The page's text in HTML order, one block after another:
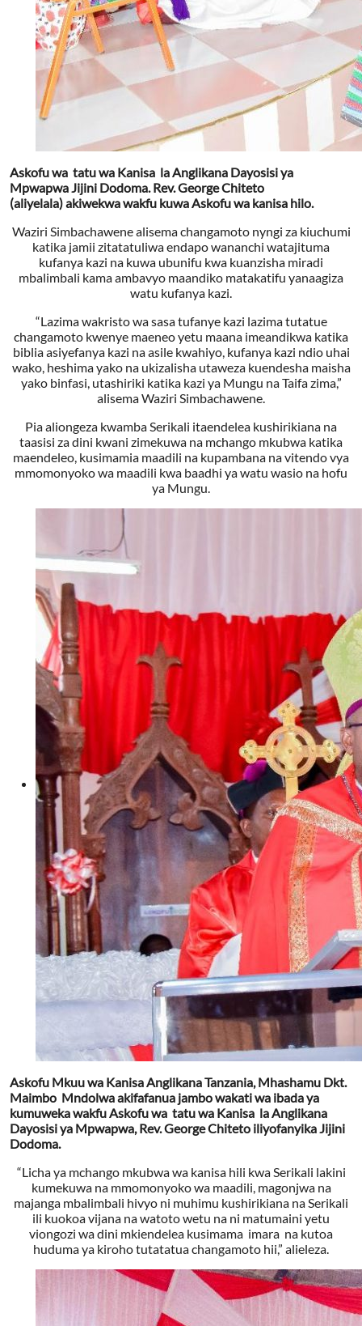
Askofu wa tatu wa Kanisa la Anglikana Dayosisi ya
Mpwapwa Jijini Dodoma. Rev. George Chiteto
(aliyelala) akiwekwa wakfu kuwa Askofu wa kanisa hilo.
Waziri Simbachawene alisema changamoto nyngi za kiuchumi
katika jamii zitatatuliwa endapo wananchi watajituma
kufanya kazi na kuwa ubunifu kwa kuanzisha miradi
mbalimbali kama ambavyo maandiko matakatifu yanaagiza
watu kufanya kazi.
“Lazima wakristo wa sasa tufanye kazi lazima tutatue
changamoto kwenye maeneo yetu maana imeandikwa katika
biblia asiyefanya kazi na asile kwahiyo, kufanya kazi ndio uhai
wako, heshima yako na ukizalisha utaweza kuendesha maisha
yako binfasi, utashiriki katika kazi ya Mungu na Taifa zima,”
alisema Waziri Simbachawene.
Pia aliongeza kwamba Serikali itaendelea kushirikiana na
taasisi za dini kwani zimekuwa na mchango mkubwa katika
maendeleo, kusimamia maadili na kupambana na vitendo vya
mmomonyoko wa maadili kwa baadhi ya watu wasio na hofu
ya Mungu.
Askofu Mkuu wa Kanisa Anglikana Tanzania, Mhashamu Dkt.
Maimbo Mndolwa akifafanua jambo wakati wa ibada ya
kumuweka wakfu Askofu wa tatu wa Kanisa la Anglikana
Dayosisi ya Mpwapwa, Rev. George Chiteto iliyofanyika Jijini
Dodoma.
“Licha ya mchango mkubwa wa kanisa hili kwa Serikali lakini
kumekuwa na mmomonyoko wa maadili, magonjwa na
majanga mbalimbali hivyo ni muhimu kushirikiana na Serikali
ili kuokoa vijana na watoto wetu na ni matumaini yetu
viongozi wa dini mkiendelea kusimama imara na kutoa
huduma ya kiroho tutatatua changamoto hii,” alieleza.